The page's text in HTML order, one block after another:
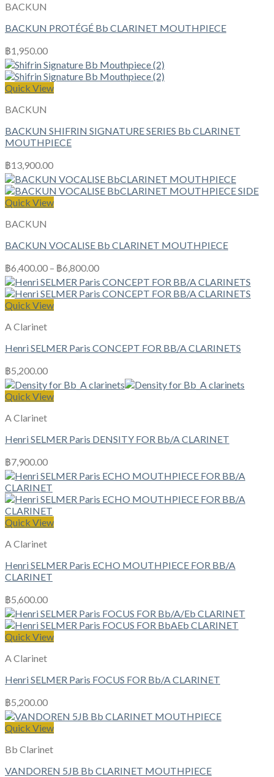
BACKUN
BACKUN PROTÉGÉ Bb CLARINET MOUTHPIECE
฿1,950.00
Quick View
BACKUN
BACKUN SHIFRIN SIGNATURE SERIES Bb CLARINET
MOUTHPIECE
฿13,900.00
Quick View
BACKUN
BACKUN VOCALISE Bb CLARINET MOUTHPIECE
฿6,400.00 – ฿6,800.00
Quick View
A Clarinet
Henri SELMER Paris CONCEPT FOR BB/A CLARINETS
฿5,200.00
Quick View
A Clarinet
Henri SELMER Paris DENSITY FOR Bb/A CLARINET
฿7,900.00
Quick View
A Clarinet
Henri SELMER Paris ECHO MOUTHPIECE FOR BB/A
CLARINET
฿5,600.00
Quick View
A Clarinet
Henri SELMER Paris FOCUS FOR Bb/A CLARINET
฿5,200.00
Quick View
Bb Clarinet
VANDOREN 5JB Bb CLARINET MOUTHPIECE